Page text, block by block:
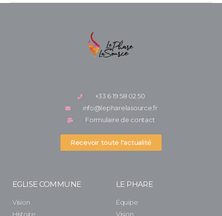
+33 6 19 58 02 50
info@lepharelasource.fr
Formulaire de contact
Recevoir toute l'actualité
EGLISE COMMUNE
Vision
Histoire
LE PHARE
Équipe
Vision